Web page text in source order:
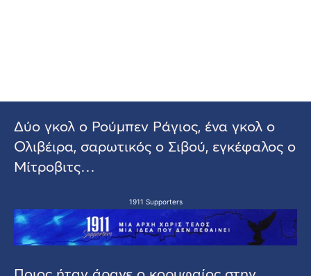
Δύο γκολ ο Ρούμπεν Ράγιος, ένα γκολ ο
Ολιβέιρα, σαρωτικός ο Σιβού, εγκέφαλος ο
Μίτροβιτς…
1911 Supporters